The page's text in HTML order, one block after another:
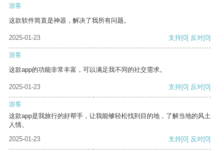
游客
这款软件简直是神器，解决了我所有问题。
2025-01-23 支持[0] 反对[0]
游客
这款app的功能非常丰富，可以满足我不同的社交需求。
2025-01-23 支持[0] 反对[0]
游客
这款app是我旅行的好帮手，让我能够轻松找到目的地，了解当地的风土
人情。
2025-01-23
支持[0] 反对[0]